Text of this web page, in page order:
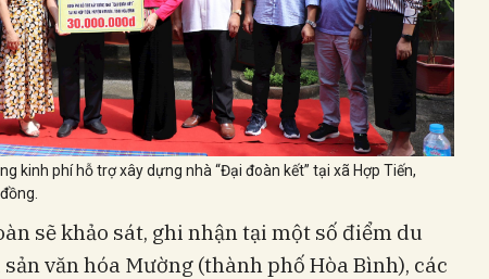
kinh phí hỗ trợ xây dựng nhà “Đại đoàn kết” tại xã Hợp Tiến,
sẽ khảo sát, ghi nhận tại một số điểm du
văn hóa Mường (thành phố Hòa Bình), các